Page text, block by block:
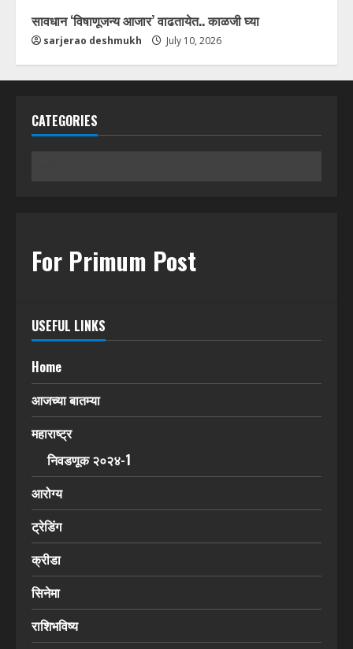
सावधान ‘विषाणूजन्य आजार’ वाढतायेत.. काळजी घ्या
sarjerao deshmukh July 10, 2026
CATEGORIES
For Primum Post
USEFUL LINKS
Home
आजच्या बातम्या
महाराष्ट्र
निवडणूक २०२४-1
आरोग्य
ट्रेडिंग
क्रीडा
सिनेमा
राशिभविष्य